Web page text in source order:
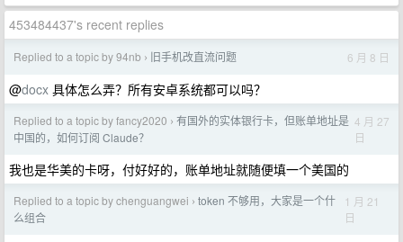
453484437's recent replies
Replied to a topic by 94nb › 旧手机改直流问题 6 月 8 日
@docx 具体怎么弄？所有安卓系统都可以吗？
Replied to a topic by fancy2020 › 有国外的实体银行卡，但账单地址是
中国的，如何订阅 Claude？
4 月 27
日
我也是华美的卡呀，付好好的，账单地址就随便填一个美国的
Replied to a topic by chenguangwei › token 不够用，大家是一个什
么组合
1 月 21
日